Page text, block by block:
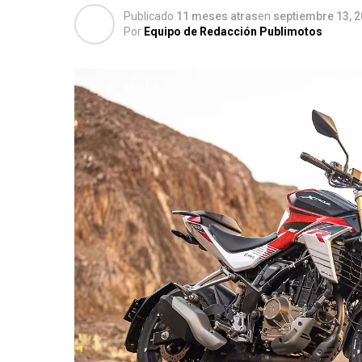
Publicado 11 meses atrasen septiembre 13,
Por Equipo de Redacción Publimotos